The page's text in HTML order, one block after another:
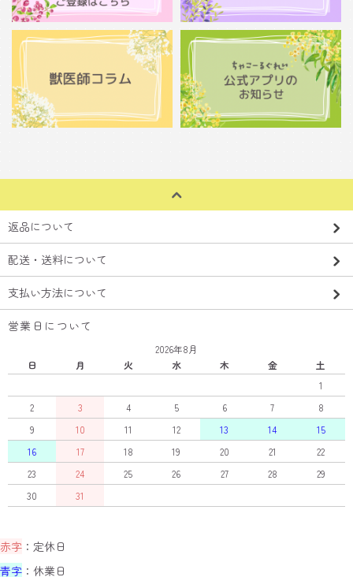
返品について
配送・送料について
支払い方法について
営業日について
2026年8月
日
月 火 水 木 金
土
1
2
3 4 5 6 7
8
9
10 11 12 13 14
15
16
17 18 19 20 21
22
23
24 25 26 27 28
29
30
31
赤字 ：定休日
青字 ：休業日